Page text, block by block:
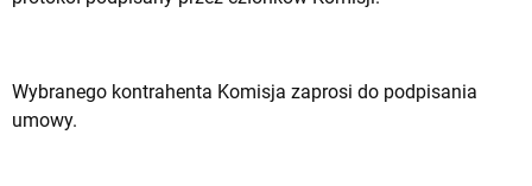
Wybranego kontrahenta Komisja zaprosi do podpisania
umowy.